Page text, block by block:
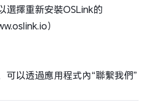
選擇重新安裝OSLink的
）
可以透過應用程式內“聯繫我們”